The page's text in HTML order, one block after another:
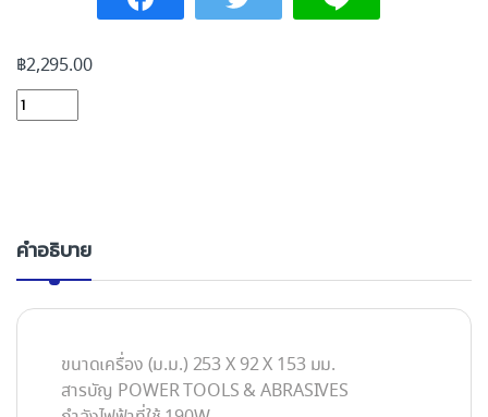
฿2,295.00
เครื่องขัดกระดาษทราย MAKITA BO3710 190W quantity
คำอธิบาย
ขนาดเครื่อง (ม.ม.) 253 X 92 X 153 มม.
สารบัญ POWER TOOLS & ABRASIVES